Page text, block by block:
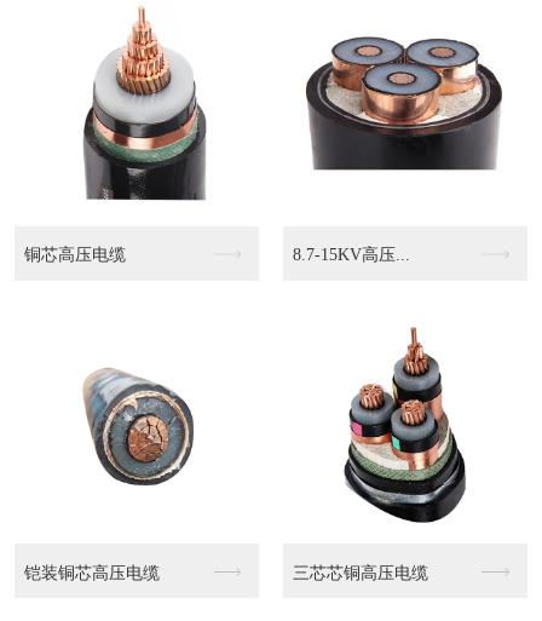
KVVP2 4503... KVVP2-22 4...
WDZN-YJY 0... WDZN-YJY
压...
电缆